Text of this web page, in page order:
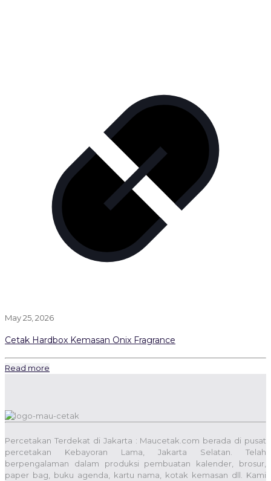
May 25, 2026
Cetak Hardbox Kemasan Onix Fragrance
Read more
Percetakan Terdekat di Jakarta : Maucetak.com berada di pusat
percetakan Kebayoran Lama, Jakarta Selatan. Telah
berpengalaman dalam produksi pembuatan kalender, brosur,
paper bag, buku agenda, kartu nama, kotak kemasan dll. Kami